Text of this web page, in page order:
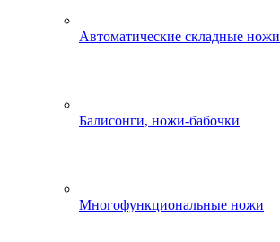
Автоматические складные ножи
Балисонги, ножи-бабочки
Многофункциональные ножи